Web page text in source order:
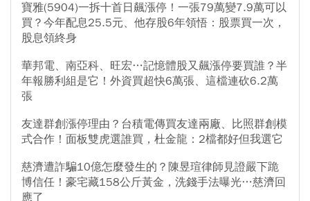
寶雅(5904)一拆十首日飆漲停！一張79萬變7.9萬可以
買？今年配息25.5元、他存股6年領悟：股票買一次，
股息領終身
華邦電、南亞科、旺宏…記憶體股又飆漲停要買誰？半
年報勝利組是它！外資買超快6萬張、這檔連砍6.2萬
張
友達群創漲停理由？台積電傳買友達兩廠、比照群創模
式合作！面板雙虎選誰買，杜金龍：2檔都好但我選它
慈濟遭詐騙10億怎麼發生的？陳昱瑄律師見證嚴下跪
博信任！豪宅藏158公斤黃金，洗錢手法曝光…慈濟回
應了